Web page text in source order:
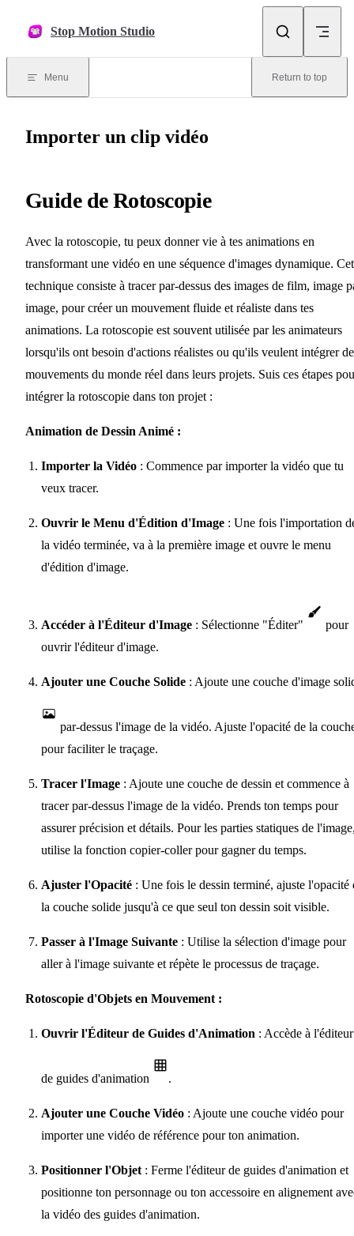
Stop Motion Studio
Menu Return to top
Importer un clip vidéo
Guide de Rotoscopie
Avec la rotoscopie, tu peux donner vie à tes animations en
transformant une vidéo en une séquence d'images dynamique.
technique consiste à tracer par-dessus des images de film, image
image, pour créer un mouvement fluide et réaliste dans tes
animations. La rotoscopie est souvent utilisée par les animateurs
lorsqu'ils ont besoin d'actions réalistes ou qu'ils veulent intégrer
mouvements du monde réel dans leurs projets. Suis ces étapes
intégrer la rotoscopie dans ton projet :
Animation de Dessin Animé :
Importer la Vidéo : Commence par importer la vidéo que tu
veux tracer.
Ouvrir le Menu d'Édition d'Image : Une fois l'importation
la vidéo terminée, va à la première image et ouvre le menu
d'édition d'image.
Accéder à l'Éditeur d'Image : Sélectionne "Éditer"
pour
ouvrir l'éditeur d'image.
Ajouter une Couche Solide : Ajoute une couche d'image
par-dessus l'image de la vidéo. Ajuste l'opacité de la
pour faciliter le traçage.
Tracer l'Image : Ajoute une couche de dessin et commence à
tracer par-dessus l'image de la vidéo. Prends ton temps pour
assurer précision et détails. Pour les parties statiques de
utilise la fonction copier-coller pour gagner du temps.
Ajuster l'Opacité : Une fois le dessin terminé, ajuste l'opacité
la couche solide jusqu'à ce que seul ton dessin soit visible.
Passer à l'Image Suivante : Utilise la sélection d'image pour
aller à l'image suivante et répète le processus de traçage.
Rotoscopie d'Objets en Mouvement :
Ouvrir l'Éditeur de Guides d'Animation : Accède à l'éditeur
de guides d'animation .
Ajouter une Couche Vidéo : Ajoute une couche vidéo pour
importer une vidéo de référence pour ton animation.
Positionner l'Objet : Ferme l'éditeur de guides d'animation et
positionne ton personnage ou ton accessoire en alignement
la vidéo des guides d'animation.